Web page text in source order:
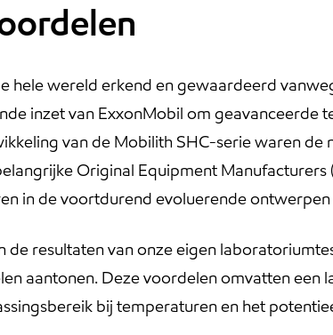
wereld erkend en gewaardeerd
inzet van ExxonMobil om geavanceerde
van de Mobilith SHC-serie waren de
Original Equipment Manufacturers
in de voortdurend evoluerende
resultaten van onze eigen
aantonen. Deze voordelen omvatten een
bij temperaturen en het